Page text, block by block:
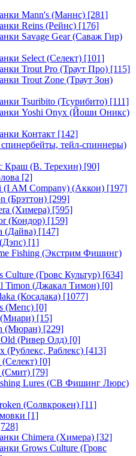
Mann's (Маннс) [281]
Reins (Рейнс) [176]
Savage Gear (Саваж Гир)
Select (Селект) [101]
Trout Pro (Траут Про) [115]
Trout Zone (Траут Зон)
Tsuribito (Тсурибито) [111]
Yoshi Onyx (Йоши Оникс)
Контакт [142]
тейл-спиннеры)
Краш (В. Терехин) [90]
[2]
AM Company) (Аккои) [197]
(Брэттон) [299]
(Химера) [595]
(Кондор) [159]
(Дайва) [147]
[1]
Fishing (Экстрим Фишинг)
Culture (Гровс Культур) [634]
Timon (Джакал Тимон) [0]
(Косадака) [1077]
(Мепс) [0]
[15]
(Мюран) [229]
(Ривер Олд) [0]
(Рублекс, Раблекс) [413]
(Селект) [0]
(Смит) [79]
Lures (СВ Фишинг Люрс)
(Солвкрокен) [11]
[1]
Chimera (Химера) [32]
Grows Culture (Гровс